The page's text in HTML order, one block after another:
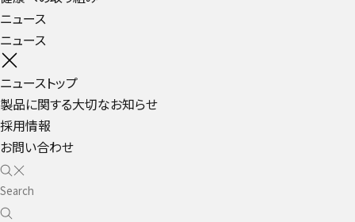
ニュース
ニュース
ニューストップ
製品に関する大切なお知らせ
採用情報
お問い合わせ